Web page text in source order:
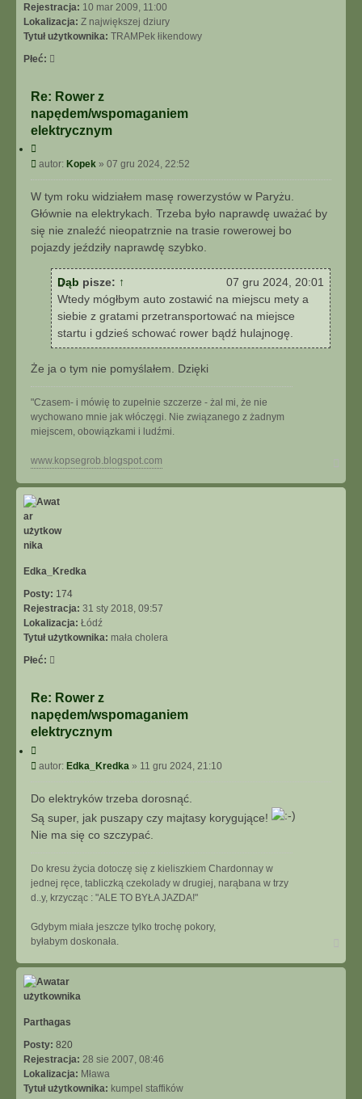
Rejestracja: 10 mar 2009, 11:00
Lokalizacja: Z największej dziury
Tytuł użytkownika: TRAMPek łikendowy
Płeć:
Re: Rower z
napędem/wspomaganiem
elektrycznym
y
j
P
o
s
t
autor: Kopek » 07 gru 2024, 22:52
W tym roku widziałem masę rowerzystów w Paryżu.
Głównie na elektrykach. Trzeba było naprawdę uważać by
się nie znaleźć nieopatrznie na trasie rowerowej bo
pojazdy jeździły naprawdę szybko.
Dąb pisze: ↑
07 gru 2024, 20:01
Wtedy mógłbym auto zostawić na miejscu mety a
siebie z gratami przetransportować na miejsce
startu i gdzieś schować rower bądź hulajnogę.
Że ja o tym nie pomyślałem. Dzięki
"Czasem- i mówię to zupełnie szczerze - żal mi, że nie
wychowano mnie jak włóczęgi. Nie związanego z żadnym
miejscem, obowiązkami i ludźmi.
www.kopsegrob.blogspot.com
g
Edka_Kredka
Posty: 174
Rejestracja: 31 sty 2018, 09:57
Lokalizacja: Łódź
Tytuł użytkownika: mała cholera
Płeć:
Re: Rower z
napędem/wspomaganiem
elektrycznym
y
j
P
s
autor: Edka_Kredka » 11 gru 2024, 21:10
Do elektryków trzeba dorosnąć.
Są super, jak puszapy czy majtasy korygujące!
Nie ma się co szczypać.
Do kresu życia dotoczę się z kieliszkiem Chardonnay w
jednej ręce, tabliczką czekolady w drugiej, narąbana w trzy
d..y, krzycząc : "ALE TO BYŁA JAZDA!"
Gdybym miała jeszcze tylko trochę pokory,
byłabym doskonała.
g
Parthagas
Posty: 820
Rejestracja: 28 sie 2007, 08:46
Lokalizacja: Mława
Tytuł użytkownika: kumpel staffików